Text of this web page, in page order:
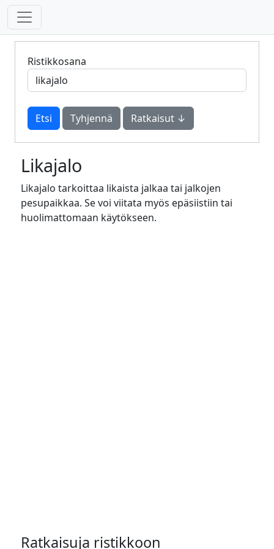
Ristikkosana
Tyhjennä Ratkaisut ↓
Likajalo
Likajalo tarkoittaa likaista jalkaa tai jalkojen
pesupaikkaa. Se voi viitata myös epäsiistiin tai
huolimattomaan käytökseen.
Ratkaisuja ristikkoon